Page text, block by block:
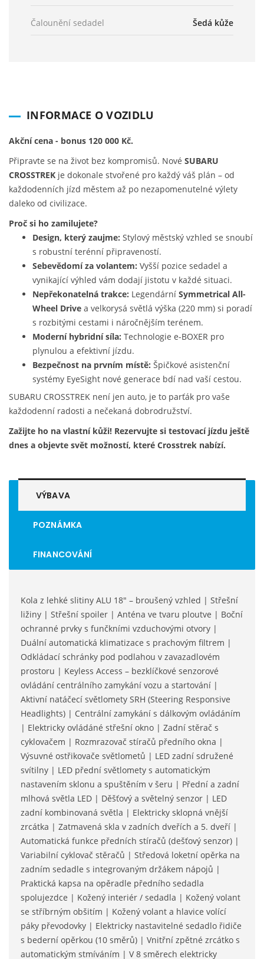
Čalounění sedadel Šedá kůže
INFORMACE O VOZIDLU
Akční cena - bonus 120 000 Kč.
Připravte se na život bez kompromisů. Nové SUBARU
CROSSTREK je dokonale stvořené pro každý váš plán – od
každodenních jízd městem až po nezapomenutelné výlety
daleko od civilizace.
Proč si ho zamilujete?
Design, který zaujme: Stylový městský vzhled se snoubí
s robustní terénní připraveností.
Sebevědomí za volantem: Vyšší pozice sedadel a
vynikající výhled vám dodají jistotu v každé situaci.
Nepřekonatelná trakce: Legendární Symmetrical All-
Wheel Drive a velkorysá světlá výška (220 mm) si poradí
s rozbitými cestami i náročnějším terénem.
Moderní hybridní síla: Technologie e-BOXER pro
plynulou a efektivní jízdu.
Bezpečnost na prvním místě: Špičkové asistenční
systémy EyeSight nové generace bdí nad vaší cestou.
SUBARU CROSSTREK není jen auto, je to parťák pro vaše
každodenní radosti a nečekaná dobrodružství.
Zažijte ho na vlastní kůži! Rezervujte si testovací jízdu ještě
dnes a objevte svět možností, které Crosstrek nabízí.
VÝBAVA
POZNÁMKA
FINANCOVÁNÍ
Kola z lehké slitiny ALU 18" – broušený vzhled | Střešní
ližiny | Střešní spoiler | Anténa ve tvaru ploutve | Boční
ochranné prvky s funčkními vzduchovými otvory |
Duální automatická klimatizace s prachovým filtrem |
Odkládací schránky pod podlahou v zavazadlovém
prostoru | Keyless Access – bezklíčkové senzorové
ovládání centrálního zamykání vozu a startování |
Aktivní natáčecí světlomety SRH (Steering Responsive
Headlights) | Centrální zamykání s dálkovým ovládáním
| Elektricky ovládáné střešní okno | Zadní stěrač s
cyklovačem | Rozmrazovač stíračů předního okna |
Výsuvné ostřikovače světlometů | LED zadní sdružené
svítilny | LED přední světlomety s automatickým
nastavením sklonu a spuštěním v šeru | Přední a zadní
mlhová světla LED | Děšťový a světelný senzor | LED
zadní kombinovaná světla | Elektricky sklopná vnější
zrcátka | Zatmavená skla v zadních dveřích a 5. dveří |
Automatická funkce předních stíračů (dešťový senzor) |
Variabilní cyklovač stěračů | Středová loketní opěrka na
zadním sedadle s integrovaným držákem nápojů |
Praktická kapsa na opěradle předního sedadla
spolujezdce | Kožený interiér / sedadla | Kožený volant
se stříbrným obšitím | Kožený volant a hlavice volící
páky převodovky | Elektricky nastavitelné sedadlo řidiče
s bederní opěrkou (10 směrů) | Vnitřní zpětné zrcátko s
automatickým stmíváním | V 8 směrech elektricky